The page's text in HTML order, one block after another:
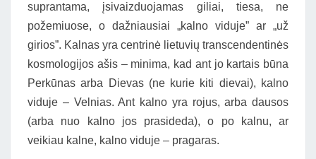
suprantama, įsivaizduojamas giliai, tiesa, ne
požemiuose, o dažniausiai „kalno viduje” ar „už
girios”. Kalnas yra centrinė lietuvių transcendentinės
kosmologijos ašis – minima, kad ant jo kartais būna
Perkūnas arba Dievas (ne kurie kiti dievai), kalno
viduje – Velnias. Ant kalno yra rojus, arba dausos
(arba nuo kalno jos prasideda), o po kalnu, ar
veikiau kalne, kalno viduje – pragaras.